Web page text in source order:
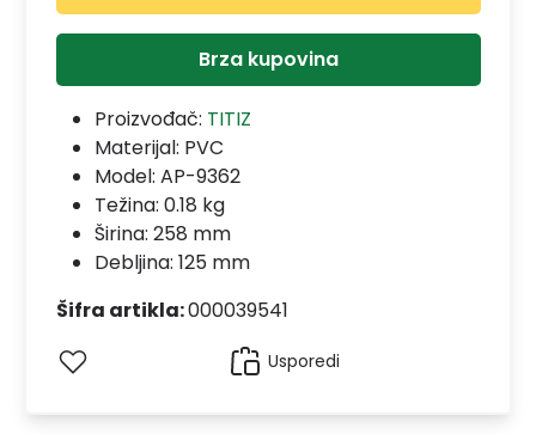
Brza kupovina
Proizvođač: TITIZ
Materijal: PVC
Model: AP-9362
Težina: 0.18 kg
Širina: 258 mm
Debljina: 125 mm
Šifra artikla:000039541
Usporedi